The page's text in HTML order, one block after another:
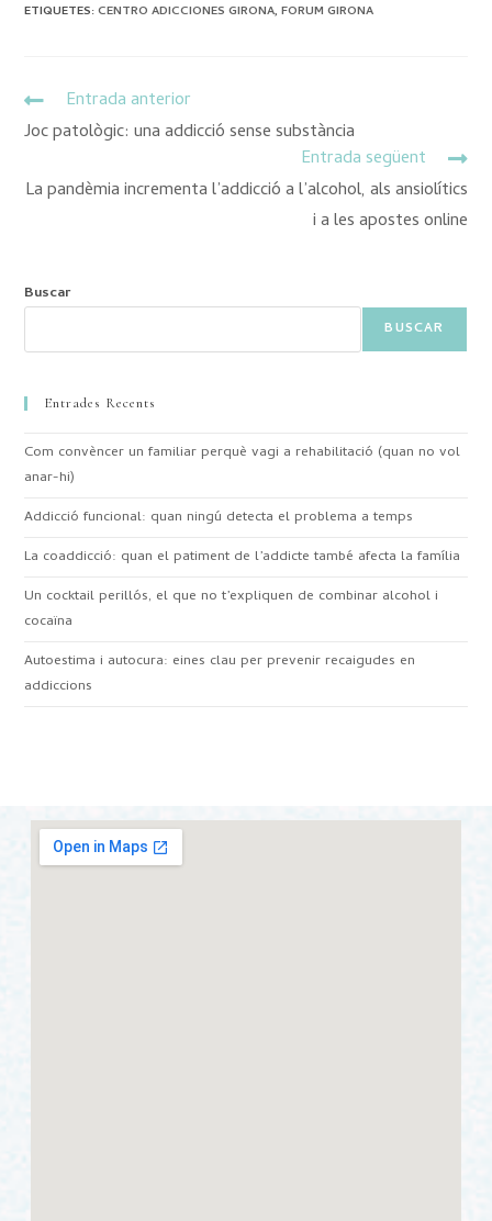
ETIQUETES:CENTRO ADICCIONES GIRONA, FORUM GIRONA
Entrada anterior
Joc patològic: una addicció sense substància
Entrada següent
La pandèmia incrementa l’addicció a l’alcohol, als ansiolítics
i a les apostes online
Buscar
BUSCAR
Entrades Recents
Com convèncer un familiar perquè vagi a rehabilitació (quan no vol
anar-hi)
Addicció funcional: quan ningú detecta el problema a temps
La coaddicció: quan el patiment de l’addicte també afecta la família
Un cocktail perillós, el que no t’expliquen de combinar alcohol i
cocaïna
Autoestima i autocura: eines clau per prevenir recaigudes en
addiccions